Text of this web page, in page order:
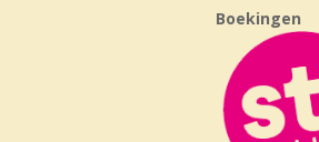
Boekingen